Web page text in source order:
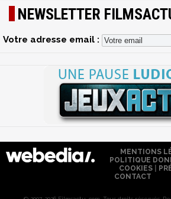
NEWSLETTER
Votre adresse email :
MENTIONS
POLITIQUE
COOKIES
CONTACT